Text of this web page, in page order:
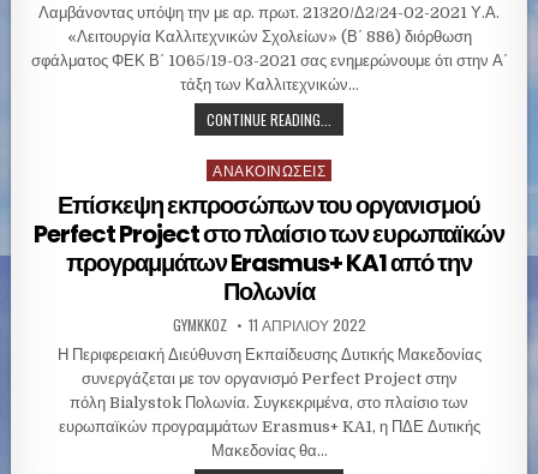
n
Λαμβάνοντας υπόψη την με αρ. πρωτ. 21320/Δ2/24-02-2021 Υ.Α.
«Λειτουργία Καλλιτεχνικών Σχολείων» (Β΄ 886) διόρθωση
σφάλματος ΦΕΚ Β΄ 1065/19-03-2021 σας ενημερώνουμε ότι στην Α΄
τάξη των Καλλιτεχνικών…
CONTINUE READING...
P
s
t
e
i
ΑΝΑΚΟΙΝΏΣΕΙΣ
Επίσκεψη εκπροσώπων του οργανισμού
Perfect Project στο πλαίσιο των ευρωπαϊκών
προγραμμάτων Erasmus+ KA1 από την
Πολωνία
GYMKKOZ 11 ΑΠΡΙΛΊΟΥ 2022
Η Περιφερειακή Διεύθυνση Εκπαίδευσης Δυτικής Μακεδονίας
συνεργάζεται με τον οργανισμό Perfect Project στην
πόλη Bialystok Πολωνία. Συγκεκριμένα, στο πλαίσιο των
ευρωπαϊκών προγραμμάτων Erasmus+ KA1, η ΠΔΕ Δυτικής
Μακεδονίας θα…